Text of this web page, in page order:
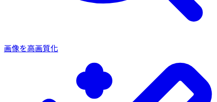
画像を高画質化